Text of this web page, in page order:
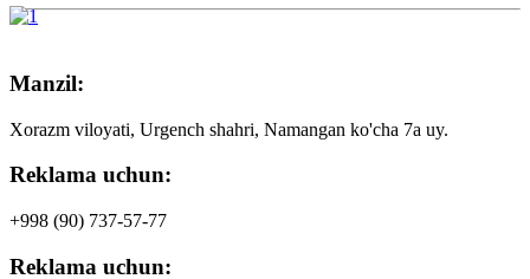
Manzil:
Xorazm viloyati, Urgench shahri, Namangan ko'cha 7a uy.
Reklama uchun:
+998 (90) 737-57-77
Reklama uchun: